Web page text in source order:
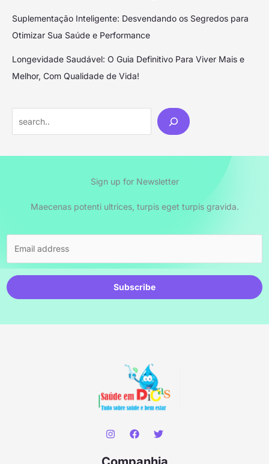
Suplementação Inteligente: Desvendando os Segredos para
Otimizar Sua Saúde e Performance
Longevidade Saudável: O Guia Definitivo Para Viver Mais e
Melhor, Com Qualidade de Vida!
Sign up for Newsletter
Maecenas potenti ultrices, turpis eget turpis gravida.
Subscribe